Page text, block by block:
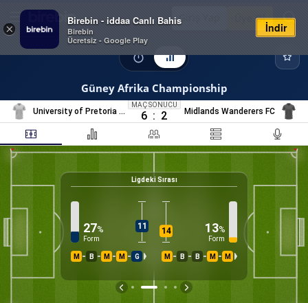
×
Birebin - iddaa Canlı Bahis
Birebin
Ücretsiz - Google Play
İndir
Giriş Yap Üye Ol
Güney Afrika Championship
University of Pretoria FC
MAÇ SONUCU
6 : 2 Midlands Wanderers FC
Ligdeki Sırası
27%
Form
11
14 13%
Form
M B M M G M B B M M